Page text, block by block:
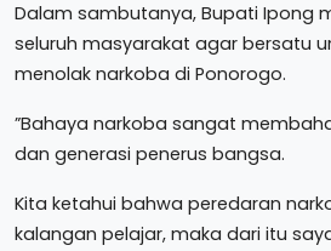
Dalam sambutanya, Bupati Ipong
seluruh masyarakat agar bersatu
menolak narkoba di Ponorogo.
”Bahaya narkoba sangat
dan generasi penerus bangsa.
Kita ketahui bahwa peredaran
kalangan pelajar, maka dari itu